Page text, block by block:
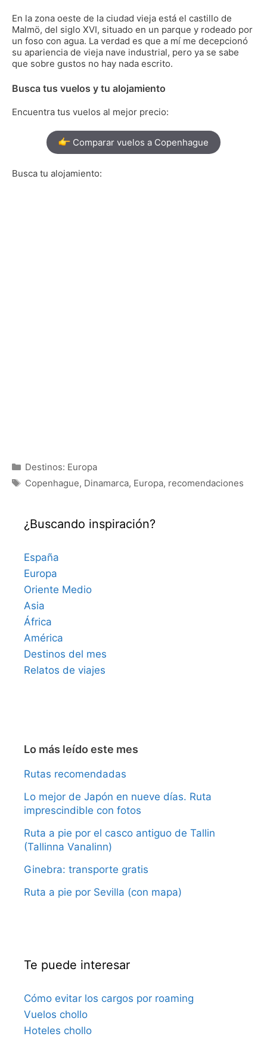
En la zona oeste de la ciudad vieja está el castillo de
Malmö, del siglo XVI, situado en un parque y rodeado por
un foso con agua. La verdad es que a mí me decepcionó
su apariencia de vieja nave industrial, pero ya se sabe
que sobre gustos no hay nada escrito.
Busca tus vuelos y tu alojamiento
Encuentra tus vuelos al mejor precio:
Comparar vuelos a Copenhague
Busca tu alojamiento:
Categorías
Destinos: Europa
Etiquetas
Copenhague, Dinamarca, Europa, recomendaciones
¿Buscando inspiración?
España
Europa
Oriente Medio
Asia
África
América
Destinos del mes
Relatos de viajes
Lo más leído este mes
Rutas recomendadas
Lo mejor de Japón en nueve días. Ruta
imprescindible con fotos
Ruta a pie por el casco antiguo de Tallin
(Tallinna Vanalinn)
Ginebra: transporte gratis
Ruta a pie por Sevilla (con mapa)
Te puede interesar
Cómo evitar los cargos por roaming
Vuelos chollo
Hoteles chollo